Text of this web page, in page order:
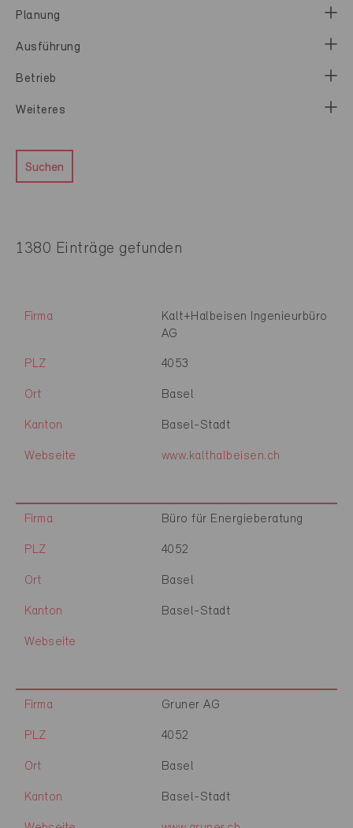
Planung
Ausführung
Betrieb
Weiteres
Suchen
1380 Einträge gefunden
Firma
Kalt+Halbeisen Ingenieurbüro
AG
PLZ 4053
Ort Basel
Kanton Basel-Stadt
Webseite www.kalthalbeisen.ch
Firma Büro für Energieberatung
PLZ 4052
Ort Basel
Kanton Basel-Stadt
Webseite
Firma Gruner AG
PLZ 4052
Ort Basel
Kanton Basel-Stadt